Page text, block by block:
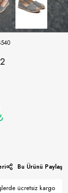
Bu Ürünü Paylaş
ücretsiz kargo